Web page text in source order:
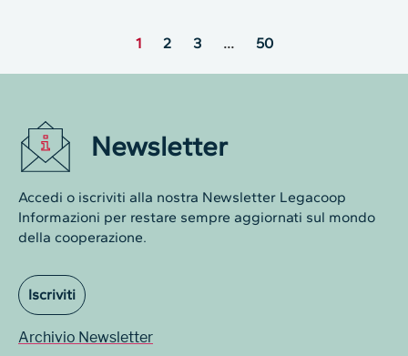
1 2 3 … 50
Newsletter
Accedi o iscriviti alla nostra Newsletter Legacoop
Informazioni per restare sempre aggiornati sul mondo
della cooperazione.
Iscriviti
Archivio Newsletter